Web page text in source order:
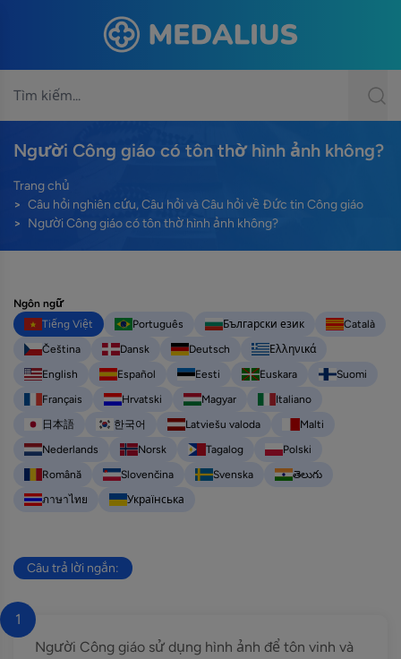
Người Công giáo có tôn thờ hình ảnh không?
Trang chủ
Câu hỏi nghiên cứu, Câu hỏi và Câu hỏi về Đức tin Công giáo
Người Công giáo có tôn thờ hình ảnh không?
Ngôn ngữ
Tiếng Việt
Português Български език
Català
Čeština
Dansk Deutsch
Ελληνικά
English
Español Eesti Euskara
Suomi
Français
Hrvatski Magyar
Italiano
日本語
한국어 Latviešu valoda
Malti
Nederlands
Norsk Tagalog
Polski
Română
Slovenčina Svenska
తెలుగు
ภาษาไทย
Українська
Câu trả lời ngắn:
1
Người Công giáo sử dụng hình ảnh để tôn vinh và